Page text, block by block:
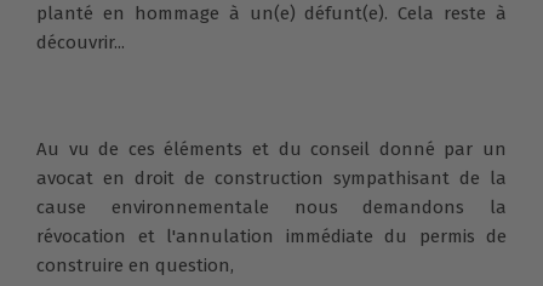
planté en hommage à un(e) défunt(e). Cela reste à
découvrir...
Au vu de ces éléments et du conseil donné par un
avocat en droit de construction sympathisant de la
cause environnementale nous demandons la
révocation et l'annulation immédiate du permis de
construire en question,